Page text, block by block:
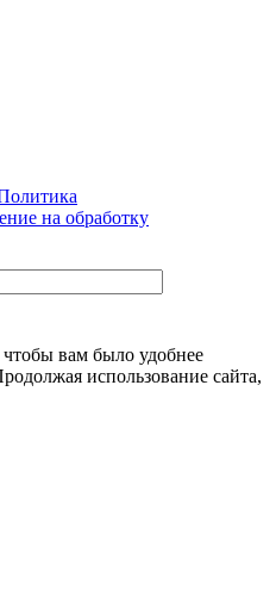
на обработку
вам было удобнее
использование сайта,